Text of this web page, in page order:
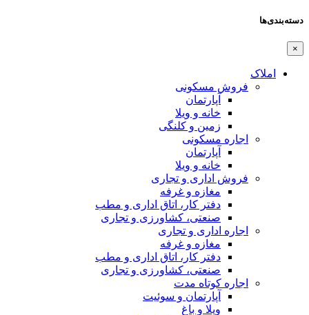
دسته‌بندی‌ها
×
املاک
فروش مسکونی
آپارتمان
خانه و ویلا
زمین و کلنگی
اجاره مسکونی
آپارتمان
خانه و ویلا
فروش اداری و تجاری
مغازه و غرفه
دفتر کار، اتاق اداری و مطب
صنعتی،‌ کشاورزی و تجاری
اجاره اداری و تجاری
مغازه و غرفه
دفتر کار، اتاق اداری و مطب
صنعتی،‌ کشاورزی و تجاری
اجاره کوتاه مدت
آپارتمان و سوئیت
ویلا و باغ